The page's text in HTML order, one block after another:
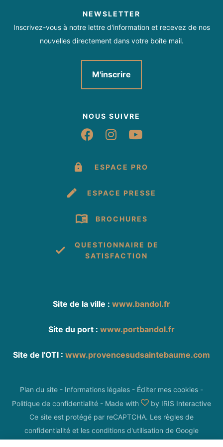
NEWSLETTER
Inscrivez-vous à notre lettre d'information et recevez de nos
nouvelles directement dans votre boîte mail.
M'inscrire
NOUS SUIVRE
Suivez-nous sur
Suivez-nous sur
Suivez-nous
ESPACE PRO
ESPACE PRESSE
BROCHURES
QUESTIONNAIRE DE
SATISFACTION
Site de la ville : www.bandol.fr
Site du port : www.portbandol.fr
Site de l'OTI : www.provencesudsaintebaume.com
Plan du site - Informations légales - Éditer mes cookies -
Politique de confidentialité - Made with by IRIS Interactive
Ce site est protégé par reCAPTCHA. Les règles de
confidentialité et les conditions d'utilisation de Google